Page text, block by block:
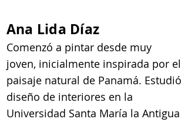
Ana Lida Díaz
Comenzó a pintar desde muy
joven, inicialmente inspirada por el
paisaje natural de Panamá. Estudió
diseño de interiores en la
Universidad Santa María la Antigua